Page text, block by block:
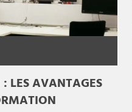
LES AVANTAGES